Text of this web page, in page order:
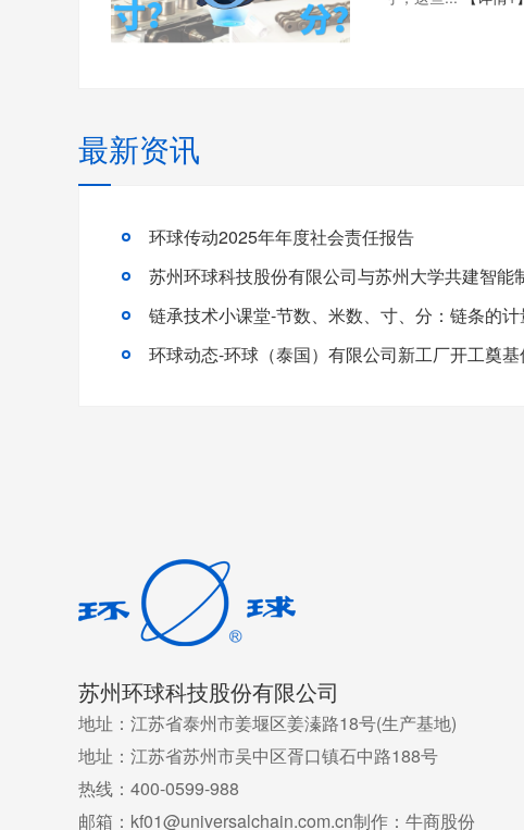
最新资讯
环球传动2025年年度社会责任报告
苏州环球科技股份有限公司
地址：江苏省泰州市姜堰区姜溱路18号(生产基地)
地址：江苏省苏州市吴中区胥口镇石中路188号
热线：400-0599-988
邮箱：kf01@universalchain.com.cn制作：牛商股份